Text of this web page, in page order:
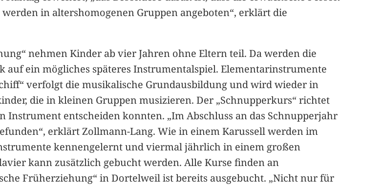
in altershomogenen Gruppen angeboten“, erklärt die
nehmen Kinder ab vier Jahren ohne Eltern teil. Da werden die
auf ein mögliches späteres Instrumentalspiel. Elementarinstrumente
verfolgt die musikalische Grundausbildung und wird wieder in
die in kleinen Gruppen musizieren. Der „Schnupperkurs“ richtet
entscheiden konnten. „Im Abschluss an das Schnupperjahr
erklärt Zollmann-Lang. Wie in einem Karussell werden im
kennengelernt und viermal jährlich in einem großen
kann zusätzlich gebucht werden. Alle Kurse finden an
Früherziehung“ in Dortelweil ist bereits ausgebucht. „Nicht nur für